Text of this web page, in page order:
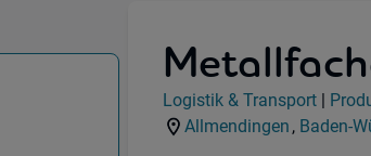
(Logistik & Transport) in 89604
Jobdetails
Kategorie:
Logistik & Transport|
Standorte:
Allmendingen ,
Region:
Baden-